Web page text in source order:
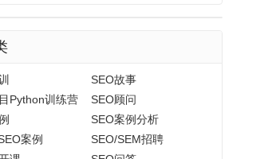
SEO故事
Python训练营
SEO顾问
SEO案例分析
案例
SEO/SEM招聘